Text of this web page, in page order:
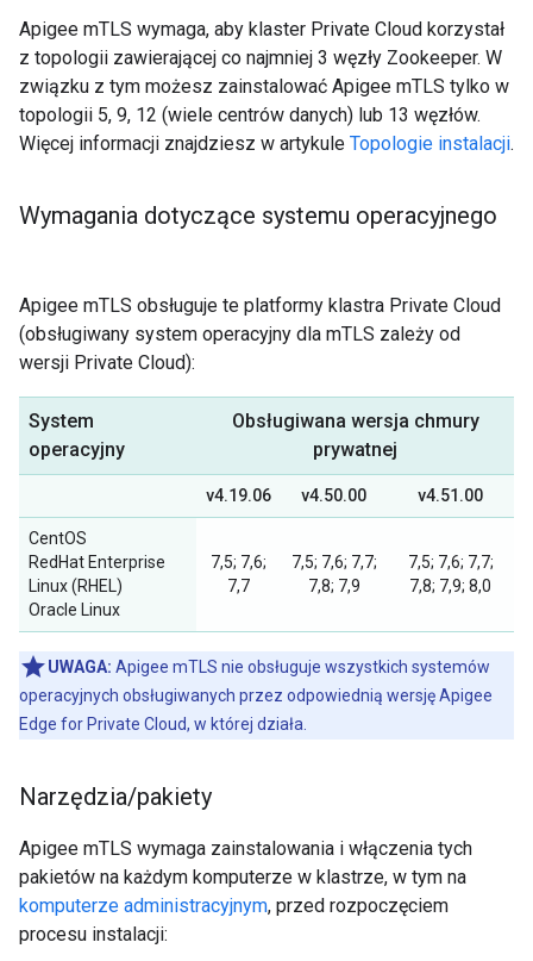
Apigee mTLS wymaga, aby klaster Private Cloud korzystał
z topologii zawierającej co najmniej 3 węzły Zookeeper. W
związku z tym możesz zainstalować Apigee mTLS tylko w
topologii 5, 9, 12 (wiele centrów danych) lub 13 węzłów.
Więcej informacji znajdziesz w artykule Topologie instalacji.
Wymagania dotyczące systemu operacyjnego
Apigee mTLS obsługuje te platformy klastra Private Cloud
(obsługiwany system operacyjny dla mTLS zależy od
wersji Private Cloud):
System
operacyjny
Obsługiwana wersja chmury
prywatnej
v4.19.06 v4.50.00 v4.51.00
CentOS
RedHat Enterprise
Linux (RHEL)
Oracle Linux
7,5; 7,6;
7,7
7,5; 7,6; 7,7;
7,8; 7,9
7,5; 7,6; 7,7;
7,8; 7,9; 8,0
UWAGA: Apigee mTLS nie obsługuje wszystkich systemów
operacyjnych obsługiwanych przez odpowiednią wersję Apigee
Edge for Private Cloud, w której działa.
Narzędzia/pakiety
Apigee mTLS wymaga zainstalowania i włączenia tych
pakietów na każdym komputerze w klastrze, w tym na
komputerze administracyjnym, przed rozpoczęciem
procesu instalacji: